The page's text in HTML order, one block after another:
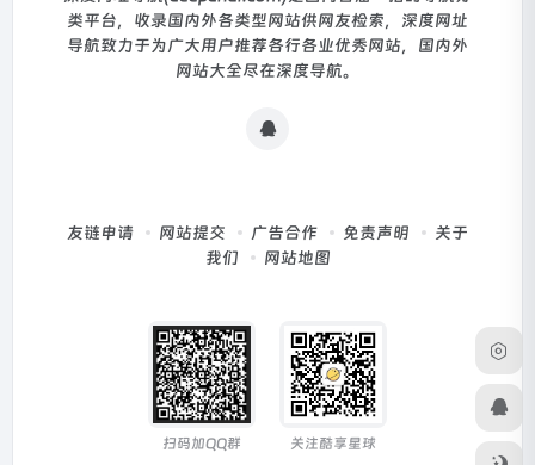
类平台，收录国内外各类型网站供网友检索，深度网址
导航致力于为广大用户推荐各行各业优秀网站，国内外
网站大全尽在深度导航。
友链申请 网站提交 广告合作 免责声明
关于
我们
网站地图
扫码加QQ群 关注酷享星球